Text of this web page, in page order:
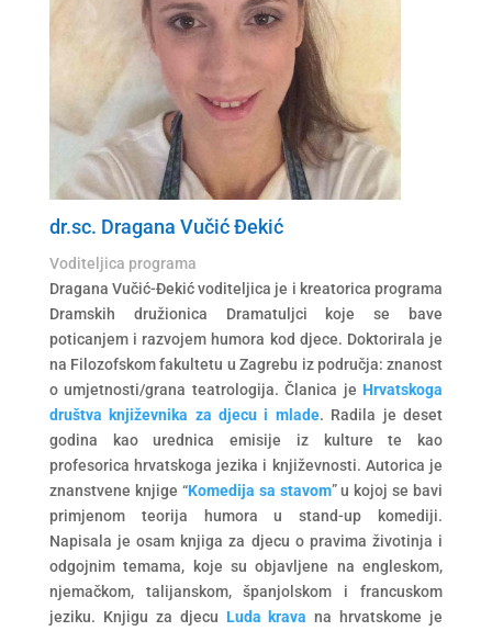
dr.sc. Dragana Vučić Đekić
Voditeljica programa
Dragana Vučić-Đekić voditeljica je i kreatorica programa
Dramskih družionica Dramatuljci koje se bave
poticanjem i razvojem humora kod djece. Doktorirala je
na Filozofskom fakultetu u Zagrebu iz područja: znanost
o umjetnosti/grana teatrologija. Članica je Hrvatskoga
društva književnika za djecu i mlade. Radila je deset
godina kao urednica emisije iz kulture te kao
profesorica hrvatskoga jezika i književnosti. Autorica je
znanstvene knjige “Komedija sa stavom” u kojoj se bavi
primjenom teorija humora u stand-up komediji.
Napisala je osam knjiga za djecu o pravima životinja i
odgojnim temama, koje su objavljene na engleskom,
njemačkom, talijanskom, španjolskom i francuskom
jeziku. Knjigu za djecu Luda krava na hrvatskome je